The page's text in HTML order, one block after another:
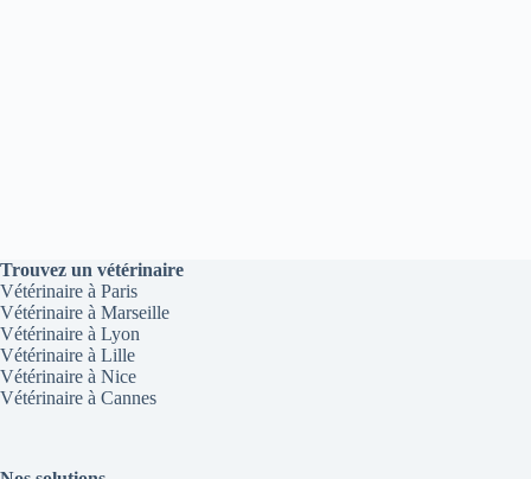
Trouvez un vétérinaire
Vétérinaire à Paris
Vétérinaire à Marseille
Vétérinaire à Lyon
Vétérinaire à Lille
Vétérinaire à Nice
Vétérinaire à Cannes